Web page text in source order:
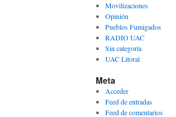
Movilizaciones
Opinión
Pueblos Fumigados
RADIO UAC
Sin categoría
UAC Litoral
Meta
Acceder
Feed de entradas
Feed de comentarios